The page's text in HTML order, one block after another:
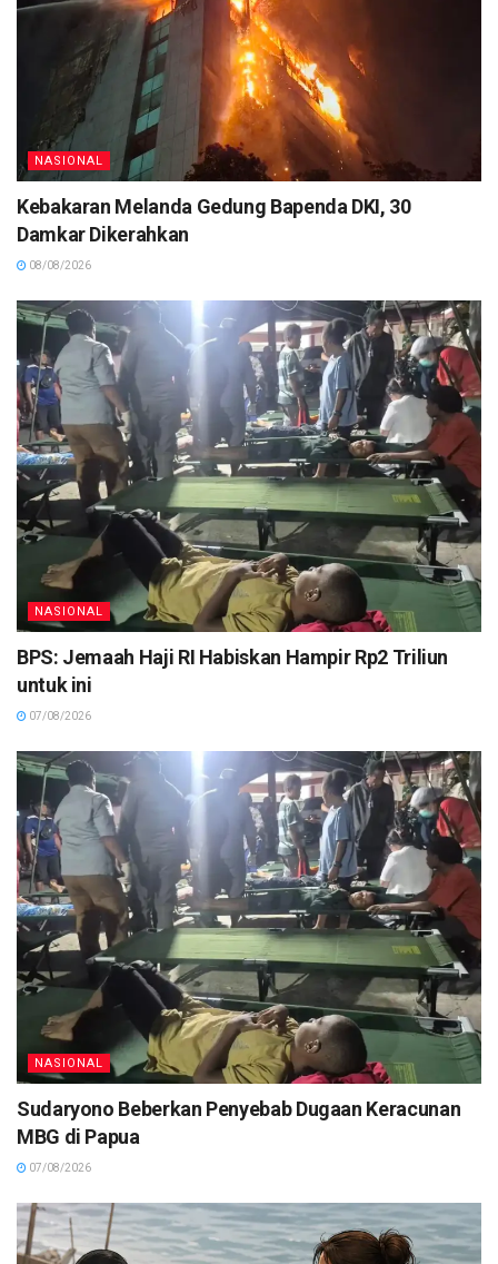
NASIONAL
Kebakaran Melanda Gedung Bapenda DKI, 30
Damkar Dikerahkan
08/08/2026
NASIONAL
BPS: Jemaah Haji RI Habiskan Hampir Rp2 Triliun
untuk ini
07/08/2026
NASIONAL
Sudaryono Beberkan Penyebab Dugaan Keracunan
MBG di Papua
07/08/2026